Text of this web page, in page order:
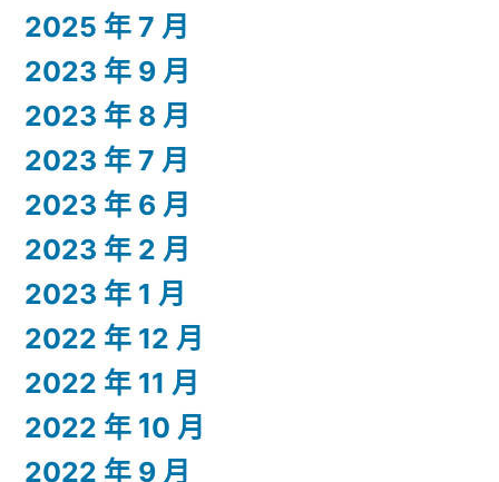
2025 年 7 月
2023 年 9 月
2023 年 8 月
2023 年 7 月
2023 年 6 月
2023 年 2 月
2023 年 1 月
2022 年 12 月
2022 年 11 月
2022 年 10 月
2022 年 9 月